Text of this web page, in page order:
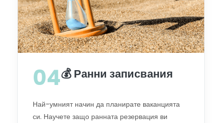
04💰 Ранни записвания
Най-умният начин да планирате ваканцията
си. Научете защо ранната резервация ви